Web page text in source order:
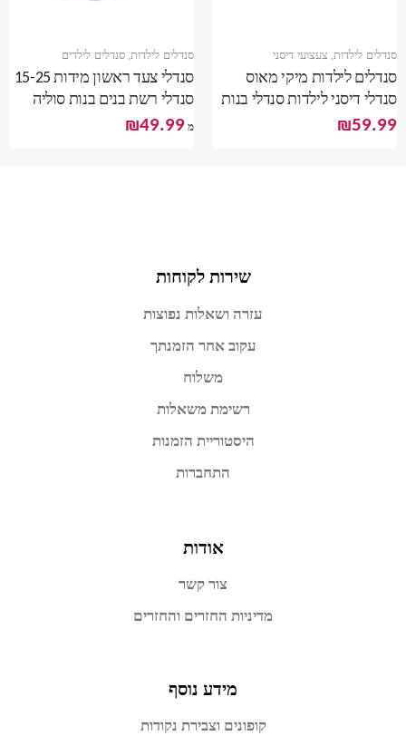
סנדלים לילדות צעצועי דיסני
סנדלים לילדות מיקי מאוס
סנדלי דיסני לילדות סנדלי בנות
מידות 21-29 ₪59.99
סנדלים לילדות ,סנדלים לילדים
סנדלי צעד ראשון מידות 15-25
סנדלי רשת בנים בנות סוליה
מונעת החלקה
מ ₪49.99
שירות לקוחות
עזרה ושאלות נפוצות
עקוב אחר הזמנתך
משלוח
רשימת משאלות
היסטוריית הזמנות
התחברות
אודות
צור קשר
מדיניות החזרים והחזרים
מידע נוסף
קופונים וצבירת נקודות